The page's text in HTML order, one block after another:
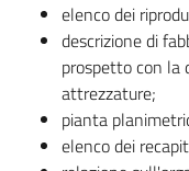
elenco dei
descrizione di
prospetto con la
attrezzature;
pianta
elenco dei